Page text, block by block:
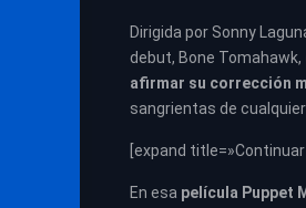
Dirigida por Sonny
debut, Bone Tomahawk,
afirmar su corrección
sangrientas de
[expand title=»Continuar
En esa película Puppet